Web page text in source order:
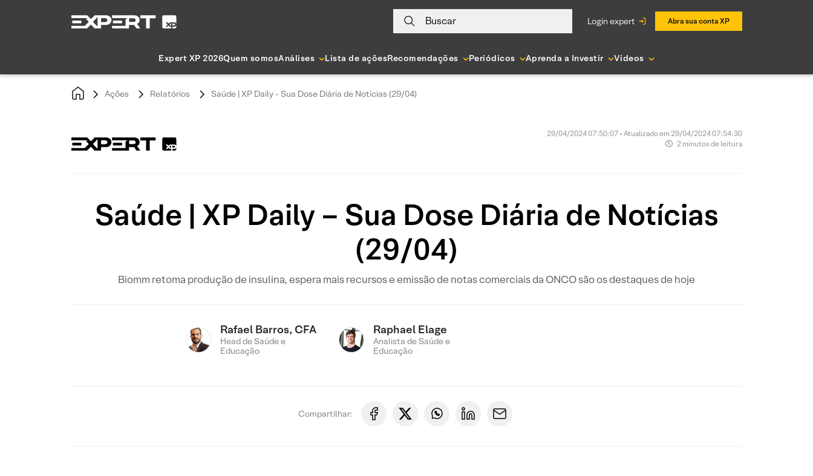
Buscar login expert Abra sua conta XP
Expert XP 2026Quem somosAnálises Lista de açõesRecomendações Periódicos Aprenda a Investir Vídeos
Ações Relatórios Saúde | XP Daily - Sua Dose Diária de Notícias (29/04)
29/04/2024 07:50:07 • Atualizado em 29/04/2024 07:54:30
2 minutos de leitura
Saúde | XP Daily – Sua Dose Diária de Notícias
(29/04)
Biomm retoma produção de insulina, espera mais recursos e emissão de notas comerciais da ONCO são os destaques de hoje
Rafael Barros, CFA
Head de Saúde e
Educação
Raphael Elage
Analista de Saúde e
Educação
Compartilhar: